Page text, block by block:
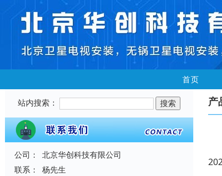
首页
站内搜索：
公司：
北京华创科技有限公司
联系：
杨先生
产